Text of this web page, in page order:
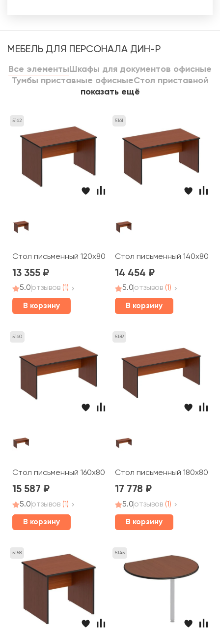
МЕБЕЛЬ ДЛЯ ПЕРСОНАЛА ДИН-Р
Все элементы Шкафы для документов офисные
Тумбы приставные офисныеСтол приставной
показать ещё
5162
Стол письменный 120x80x75 Дин-Р
13 355
5.0отзывов (1)
В корзину
5161
Стол письменный
14 454
5.0отзывов (1)
В корзину
5160
Стол письменный 160x80x75 Дин-Р
15 587
5.0отзывов (1)
В корзину
5159
Стол письменный
17 778
5.0отзывов (1)
В корзину
5158 5145